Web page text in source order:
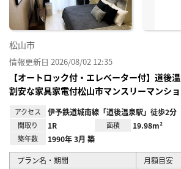
松山市
情報更新日 2026/08/02 12:35
【オートロック付・エレベーター付】道
割安な家具家電付松山市マンスリーマンショ
アクセス 伊予鉄道城南線「道後温泉駅」徒歩2分
間取り 1R 面積 19.98m²
築年数 1990年 3月 築
プラン名・期間 月額目安